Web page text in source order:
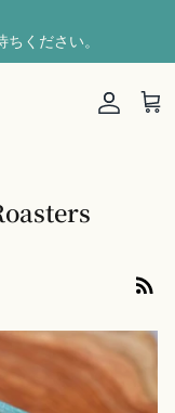
ください。